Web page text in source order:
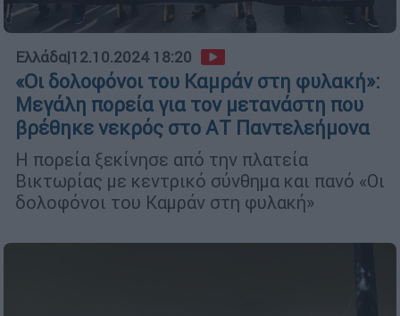
Ελλάδα|12.10.2024 18:20
«Οι δολοφόνοι του Καμράν στη φυλακή»:
Μεγάλη πορεία για τον μετανάστη που
βρέθηκε νεκρός στο ΑΤ Παντελεήμονα
Η πορεία ξεκίνησε από την πλατεία
Βικτωρίας με κεντρικό σύνθημα και πανό «Οι
δολοφόνοι του Καμράν στη φυλακή»